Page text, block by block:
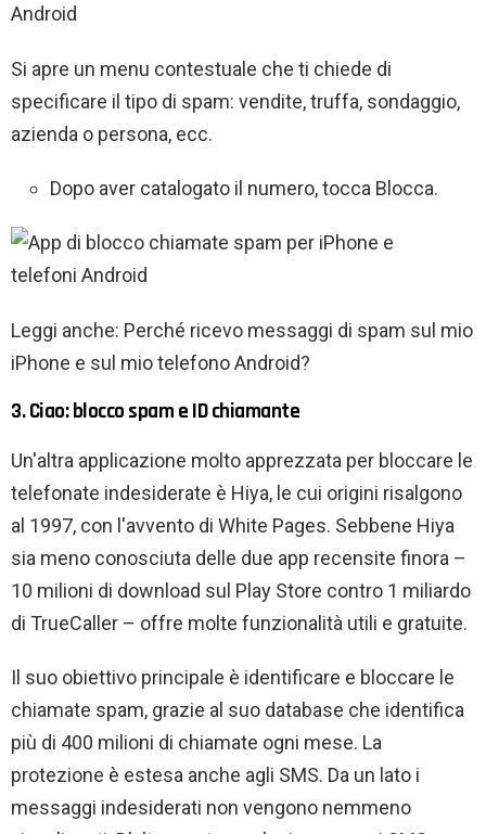
Si apre un menu contestuale che ti chiede di
specificare il tipo di spam: vendite, truffa, sondaggio,
azienda o persona, ecc.
Dopo aver catalogato il numero, tocca Blocca.
Leggi anche: Perché ricevo messaggi di spam sul mio
iPhone e sul mio telefono Android?
3. Ciao: blocco spam e ID chiamante
Un'altra applicazione molto apprezzata per bloccare le
telefonate indesiderate è Hiya, le cui origini risalgono
al 1997, con l'avvento di White Pages. Sebbene Hiya
sia meno conosciuta delle due app recensite finora –
10 milioni di download sul Play Store contro 1 miliardo
di TrueCaller – offre molte funzionalità utili e gratuite.
Il suo obiettivo principale è identificare e bloccare le
chiamate spam, grazie al suo database che identifica
più di 400 milioni di chiamate ogni mese. La
protezione è estesa anche agli SMS. Da un lato i
messaggi indesiderati non vengono nemmeno